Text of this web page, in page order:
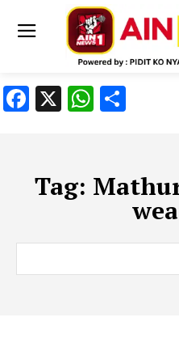
Facebook
X
Tag: